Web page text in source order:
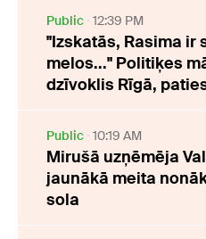
Public 12:39 PM
"Izskatās, Rasima ir
melos..." Politiķes
dzīvoklis Rīgā,
Public 10:19 AM
Mirušā uzņēmēja
jaunākā meita
sola